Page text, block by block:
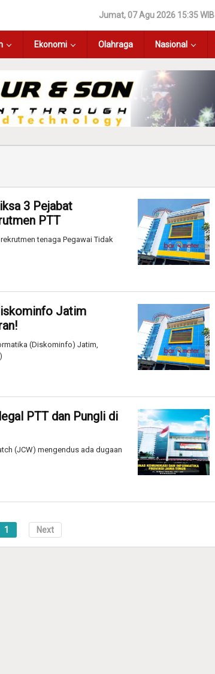
Jumat, 07 Agu 2026 15:35 WIB
Ekonomi Olahraga Nasional
3 Pejabat
PTT
tenaga Pegawai Tidak
Jatim
(Diskominfo) Jatim,
PTT dan Pungli di
(JCW) mengendus ada dugaan
1 Next